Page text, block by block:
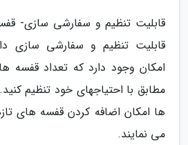
قابلیت تنظیم و سفارشی سازی-
قابلیت تنظیم و سفارشی سازی
امکان وجود دارد که تعداد قفسه
مطابق با احتیاجهای خود تنظیم
ها امکان اضافه کردن قفسه های
می نمایند.